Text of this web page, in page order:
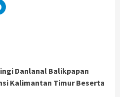
Danlanal Balikpapan
Kalimantan Timur Beserta